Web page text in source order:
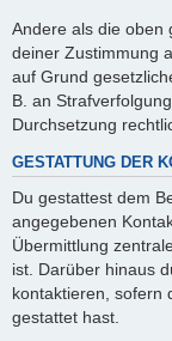
Andere als die oben
deiner Zustimmung
auf Grund
B. an
Durchsetzung
GESTATTUNG DER
Du gestattest dem
angegebenen
Übermittlung
ist. Darüber hinaus
kontaktieren, sofern
gestattet hast.